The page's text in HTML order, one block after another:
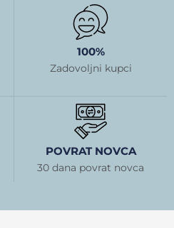
100%
Zadovoljni kupci
POVRAT NOVCA
30 dana povrat novca